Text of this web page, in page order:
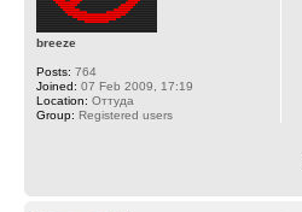
breeze
Posts: 764
Joined: 07 Feb 2009, 17:19
Location: Оттуда
Group: Registered users